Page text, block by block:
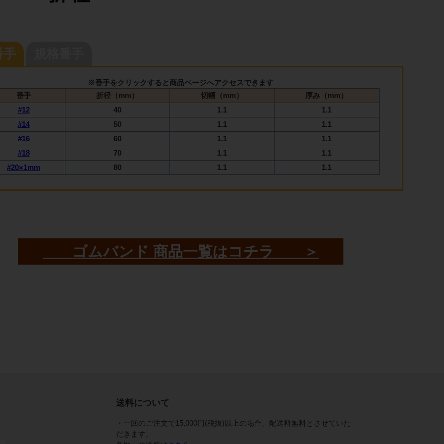
手
※番手をクリックすると商品ページへアクセスできます
番手
折径（mm） 切幅（mm）
厚み（mm）
#12
40 1.1
1.1
#14
50 1.1
1.1
#16
60 1.1
1.1
#18
70 1.1
1.1
#20×1mm
80 1.1 1.1
ゴムバンド 商品一覧はコチラ ＞
送料について
・一回のご注文で15,000円(税抜)以上の場合、配送料無料とさせていた
だきます。